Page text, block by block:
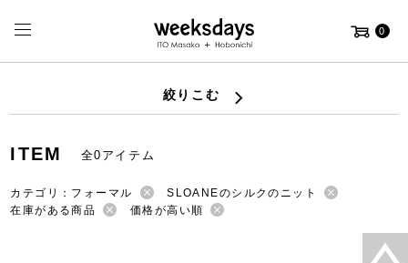
0
絞りこむ
ITEM 全0アイテム
カテゴリ：フォーマル
SLOANEのシルクのニット
在庫がある商品
価格が高い順